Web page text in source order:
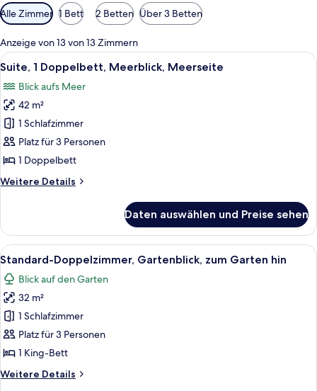
Verfügbare
Filter
für
Zimmer
Alle Zimmer 1 Bett 2 Betten Über 3 Betten
Anzeige von 13 von 13 Zimmern
Alle
Fotos
für
Suite,
Doppelbett,
Meerblick,
anzeigen
Ein Zimmer mit einer hölzernen
19
Suite, 1 Doppelbett, Meerblick, Meerseite
Blick aufs Meer
42 m²
1 Schlafzimmer
Platz für 3 Personen
1 Doppelbett
Weitere Details
Weitere
1
Doppelbett,
Meerblick,
Daten auswählen und Preise sehen
Alle
Fotos
für
Standard-
Doppelzimmer,
Gartenblick,
zum
hin
Ein geräumiges Schlafzimmer mit
8
Standard-Doppelzimmer, Gartenblick, zum Garten hin
Blick auf den Garten
32 m²
1 Schlafzimmer
Platz für 3 Personen
1 King-Bett
Weitere Details
Weitere